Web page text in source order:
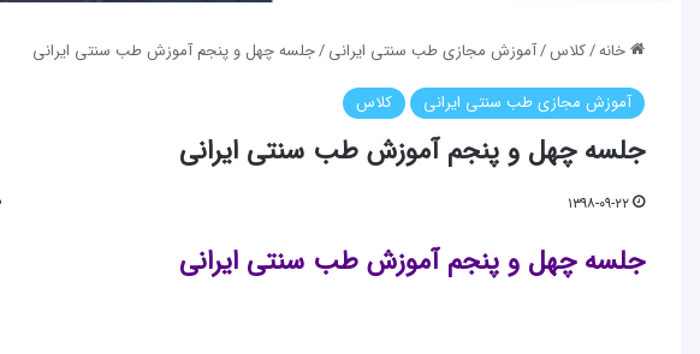
خانه/کلاس/آموزش مجازی طب سنتی ایرانی/جلسه چهل و پنجم آموزش طب سنتی ایرانی
آموزش مجازی طب سنتی ایرانی کلاس
جلسه چهل و پنجم آموزش طب سنتی ایرانی
۱۳۹۸-۰۹-۲۲
جلسه چهل و پنجم آموزش طب سنتی ایرانی